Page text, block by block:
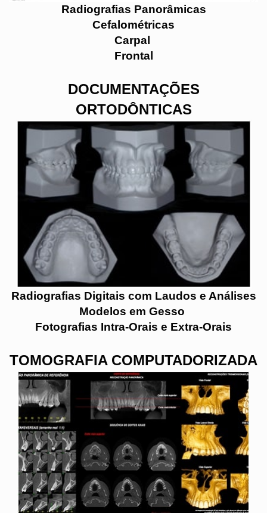
Radiografias Panorâmicas
Cefalométricas
Carpal
Frontal
DOCUMENTAÇÕES
ORTODÔNTICAS
Radiografias Digitais com Laudos e Análises
Modelos em Gesso
Fotografias Intra-Orais e Extra-Orais
TOMOGRAFIA COMPUTADORIZADA